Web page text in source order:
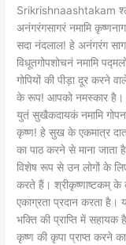
Srikrishnaashtakam
अनंगरंगसागरं नमामि
सदा नंदलाल! हे अनंगरंग
विधूतगोपशोचनं नमामि
गोपियों की पीड़ा दूर करने
के रूप! आपको नमस्कार है।
युतं सुखैकदायकं नमामि
कृष्ण! हे सुख के एकमात्र
का पाठ करने से माना जाता
विशेष रूप से उन लोगों के
करते हैं। श्रीकृष्णाष्टकम् के
एकाग्रता प्रदान करता
भक्ति की प्राप्ति में सहायक
कृष्ण की कृपा प्राप्त करने